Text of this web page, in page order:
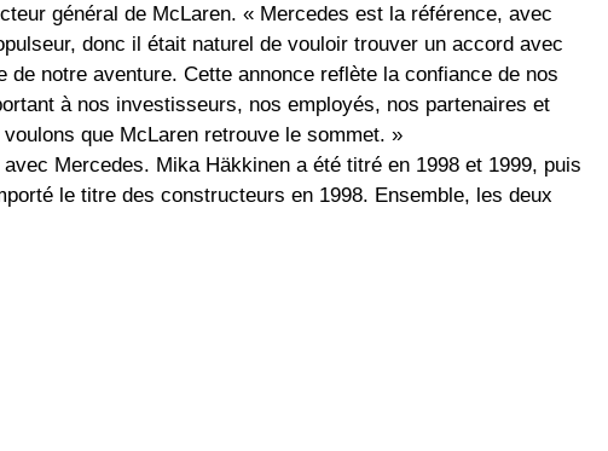
général de McLaren. « Mercedes est la référence, avec
donc il était naturel de vouloir trouver un accord avec
notre aventure. Cette annonce reflète la confiance de nos
à nos investisseurs, nos employés, nos partenaires et
que McLaren retrouve le sommet. »
Mercedes. Mika Häkkinen a été titré en 1998 et 1999, puis
le titre des constructeurs en 1998. Ensemble, les deux